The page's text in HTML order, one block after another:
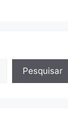
Pesquisar